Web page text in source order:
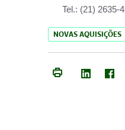
Tel.: (21) 2635-
NOVAS AQUISIÇÕES